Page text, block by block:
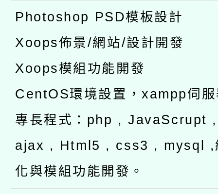
Photoshop PSD模板設計
Xoops佈景/網站/設計開發
Xoops模組功能開發
CentOS環境設置，xampp伺
專長程式：php , JavaScrupt
ajax , Html5 , css3 , mysql ,
化與模組功能開發。